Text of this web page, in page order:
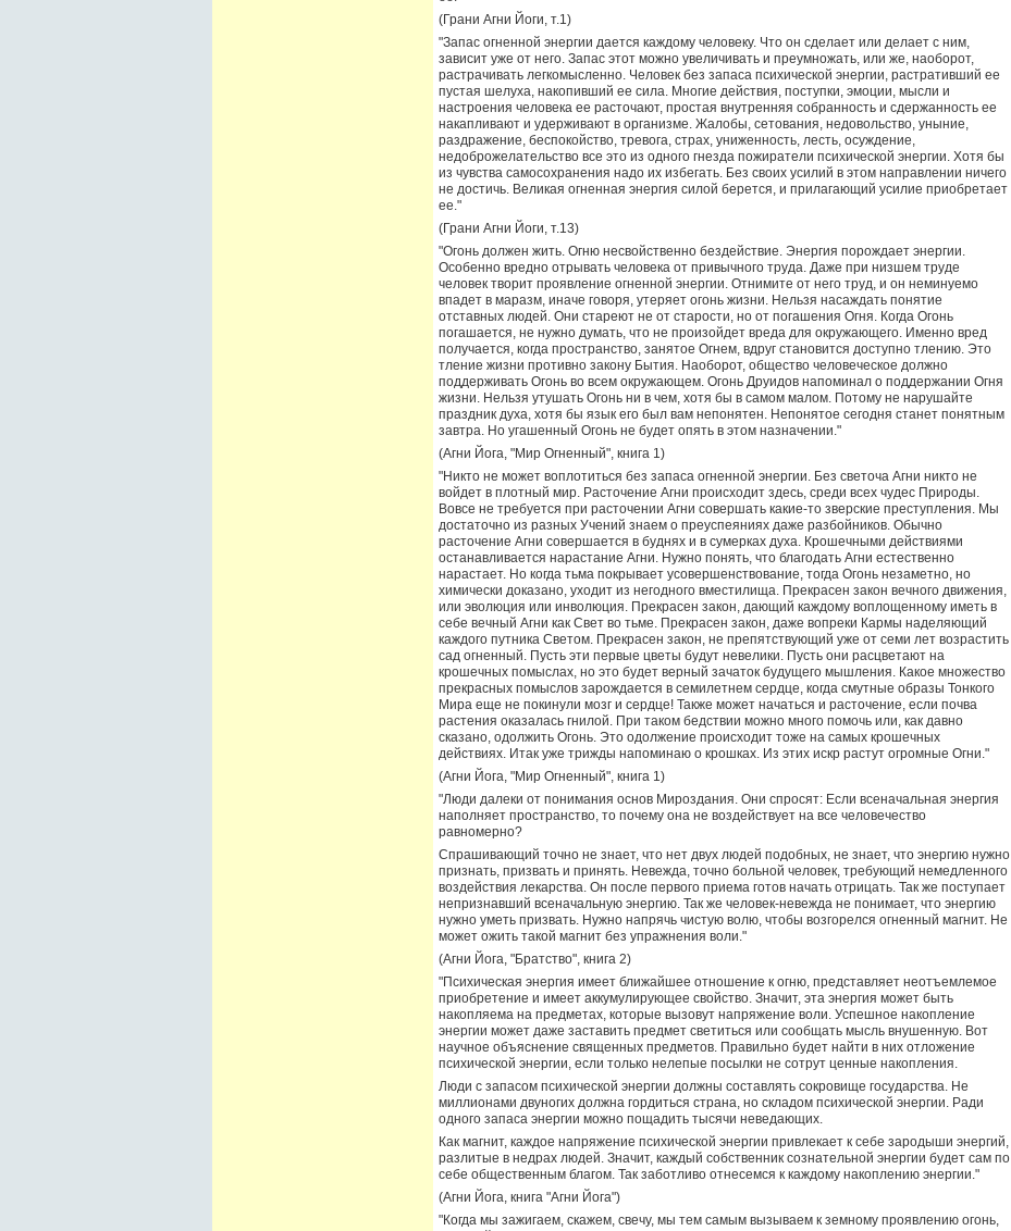
(Грани Агни Йоги, т.1)
"Запас огненной энергии дается каждому человеку. Что он сделает или делает с ним,
зависит уже от него. Запас этот можно увеличивать и преумножать, или же, наоборот,
растрачивать легкомысленно. Человек без запаса психической энергии, растративший ее
пустая шелуха, накопивший ее сила. Многие действия, поступки, эмоции, мысли и
настроения человека ее расточают, простая внутренняя собранность и сдержанность ее
накапливают и удерживают в организме. Жалобы, сетования, недовольство, уныние,
раздражение, беспокойство, тревога, страх, униженность, лесть, осуждение,
недоброжелательство все это из одного гнезда пожиратели психической энергии. Хотя бы
из чувства самосохранения надо их избегать. Без своих усилий в этом направлении ничего
не достичь. Великая огненная энергия силой берется, и прилагающий усилие приобретает
ее."
(Грани Агни Йоги, т.13)
"Огонь должен жить. Огню несвойственно бездействие. Энергия порождает энергии.
Особенно вредно отрывать человека от привычного труда. Даже при низшем труде
человек творит проявление огненной энергии. Отнимите от него труд, и он неминуемо
впадет в маразм, иначе говоря, утеряет огонь жизни. Нельзя насаждать понятие
отставных людей. Они стареют не от старости, но от погашения Огня. Когда Огонь
погашается, не нужно думать, что не произойдет вреда для окружающего. Именно вред
получается, когда пространство, занятое Огнем, вдруг становится доступно тлению. Это
тление жизни противно закону Бытия. Наоборот, общество человеческое должно
поддерживать Огонь во всем окружающем. Огонь Друидов напоминал о поддержании Огня
жизни. Нельзя утушать Огонь ни в чем, хотя бы в самом малом. Потому не нарушайте
праздник духа, хотя бы язык его был вам непонятен. Непонятое сегодня станет понятным
завтра. Но угашенный Огонь не будет опять в этом назначении."
(Агни Йога, "Мир Огненный", книга 1)
"Никто не может воплотиться без запаса огненной энергии. Без светоча Агни никто не
войдет в плотный мир. Расточение Агни происходит здесь, среди всех чудес Природы.
Вовсе не требуется при расточении Агни совершать какие-то зверские преступления. Мы
достаточно из разных Учений знаем о преуспеяниях даже разбойников. Обычно
расточение Агни совершается в буднях и в сумерках духа. Крошечными действиями
останавливается нарастание Агни. Нужно понять, что благодать Агни естественно
нарастает. Но когда тьма покрывает усовершенствование, тогда Огонь незаметно, но
химически доказано, уходит из негодного вместилища. Прекрасен закон вечного движения,
или эволюция или инволюция. Прекрасен закон, дающий каждому воплощенному иметь в
себе вечный Агни как Свет во тьме. Прекрасен закон, даже вопреки Кармы наделяющий
каждого путника Светом. Прекрасен закон, не препятствующий уже от семи лет возрастить
сад огненный. Пусть эти первые цветы будут невелики. Пусть они расцветают на
крошечных помыслах, но это будет верный зачаток будущего мышления. Какое множество
прекрасных помыслов зарождается в семилетнем сердце, когда смутные образы Тонкого
Мира еще не покинули мозг и сердце! Также может начаться и расточение, если почва
растения оказалась гнилой. При таком бедствии можно много помочь или, как давно
сказано, одолжить Огонь. Это одолжение происходит тоже на самых крошечных
действиях. Итак уже трижды напоминаю о крошках. Из этих искр растут огромные Огни."
(Агни Йога, "Мир Огненный", книга 1)
"Люди далеки от понимания основ Мироздания. Они спросят: Если всеначальная энергия
наполняет пространство, то почему она не воздействует на все человечество
равномерно?
Спрашивающий точно не знает, что нет двух людей подобных, не знает, что энергию нужно
признать, призвать и принять. Невежда, точно больной человек, требующий немедленного
воздействия лекарства. Он после первого приема готов начать отрицать. Так же поступает
непризнавший всеначальную энергию. Так же человек-невежда не понимает, что энергию
нужно уметь призвать. Нужно напрячь чистую волю, чтобы возгорелся огненный магнит. Не
может ожить такой магнит без упражнения воли."
(Агни Йога, "Братство", книга 2)
"Психическая энергия имеет ближайшее отношение к огню, представляет неотъемлемое
приобретение и имеет аккумулирующее свойство. Значит, эта энергия может быть
накопляема на предметах, которые вызовут напряжение воли. Успешное накопление
энергии может даже заставить предмет светиться или сообщать мысль внушенную. Вот
научное объяснение священных предметов. Правильно будет найти в них отложение
психической энергии, если только нелепые посылки не сотрут ценные накопления.
Люди с запасом психической энергии должны составлять сокровище государства. Не
миллионами двуногих должна гордиться страна, но складом психической энергии. Ради
одного запаса энергии можно пощадить тысячи неведающих.
Как магнит, каждое напряжение психической энергии привлекает к себе зародыши энергий,
разлитые в недрах людей. Значит, каждый собственник сознательной энергии будет сам по
себе общественным благом. Так заботливо отнесемся к каждому накоплению энергии."
(Агни Йога, книга "Агни Йога")
"Когда мы зажигаем, скажем, свечу, мы тем самым вызываем к земному проявлению огонь,